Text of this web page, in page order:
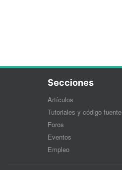
Secciones
Artículos
Tutoriales y código fuente
Foros
Eventos
Empleo